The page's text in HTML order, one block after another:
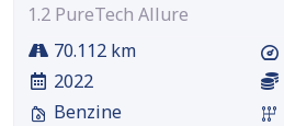
1.2 PureTech Allure
70.112 km
2022
Benzine